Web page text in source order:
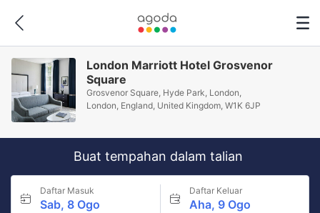
London Marriott Hotel Grosvenor
Square
Grosvenor Square, Hyde Park, London,
London, England, United Kingdom, W1K 6JP
Buat tempahan dalam talian
Daftar Masuk
Sab, 8 Ogo
Daftar Keluar
Aha, 9 Ogo